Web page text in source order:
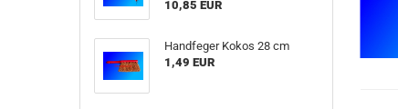
10,85 EUR
Handfeger Kokos 28 cm
1,49 EUR